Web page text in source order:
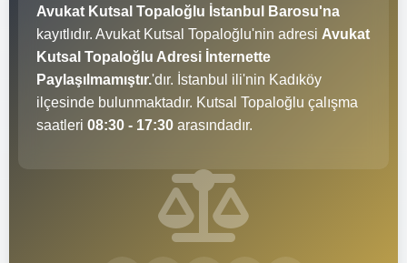
Avukat Kutsal Topaloğlu İstanbul Barosu'na
kayıtlıdır. Avukat Kutsal Topaloğlu'nin adresi Avukat
Kutsal Topaloğlu Adresi İnternette
Paylaşılmamıştır.'dır. İstanbul ili'nin Kadıköy
ilçesinde bulunmaktadır. Kutsal Topaloğlu çalışma
saatleri 08:30 - 17:30 arasındadır.